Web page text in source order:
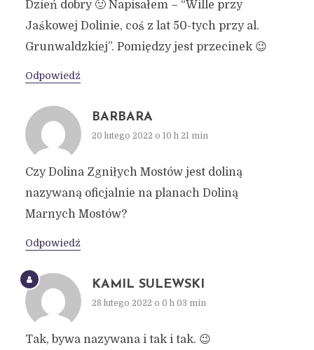
Dzień dobry 🙂 Napisałem – “Wille przy
Jaśkowej Dolinie, coś z lat 50-tych przy al.
Grunwaldzkiej”. Pomiędzy jest przecinek 😉
Odpowiedź
BARBARA
20 lutego 2022 o 10 h 21 min
Czy Dolina Zgniłych Mostów jest doliną
nazywaną oficjalnie na planach Doliną
Marnych Mostów?
Odpowiedź
KAMIL SULEWSKI
28 lutego 2022 o 0 h 03 min
Tak, bywa nazywana i tak i tak. 😉